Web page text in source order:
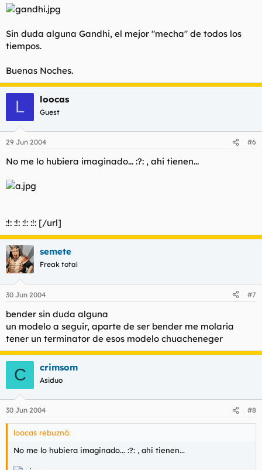
Sin duda alguna Gandhi, el mejor "mecha" de todos los
tiempos.
Buenas Noches.
L loocas
Guest
29 Jun 2004 #6
No me lo hubiera imaginado... :?: , ahi tienen...
:!: :!: :!: :!: [/url]
semete
Freak total
30 Jun 2004 #7
bender sin duda alguna
un modelo a seguir, aparte de ser bender me molaria
tener un terminator de esos modelo chuacheneger
C crimsom
Asiduo
30 Jun 2004 #8
loocas rebuznó:
No me lo hubiera imaginado... :?: , ahi tienen...